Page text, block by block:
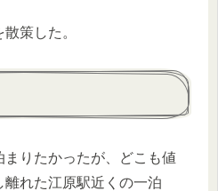
策した。
りたかったが、どこも値
れた江原駅近くの一泊